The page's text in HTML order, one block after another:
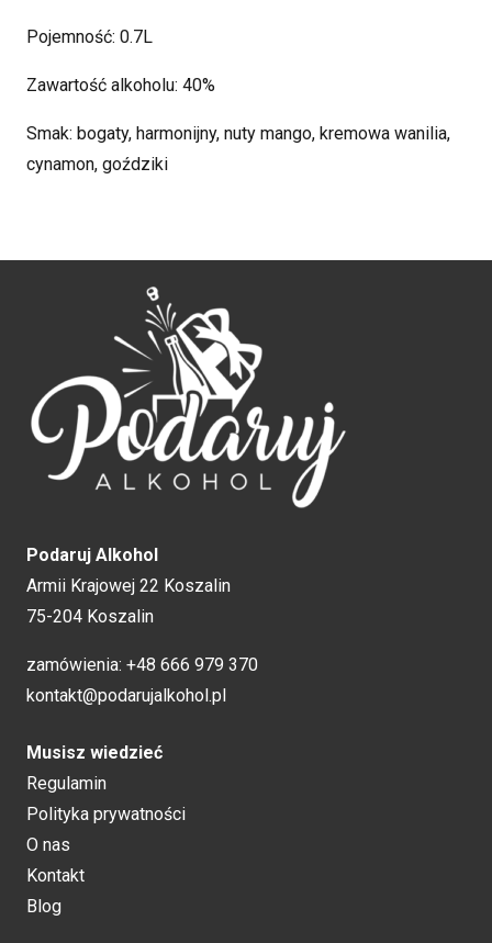
Pojemność: 0.7L
Zawartość alkoholu: 40%
Smak: bogaty, harmonijny, nuty mango, kremowa wanilia,
cynamon, goździki
Podaruj Alkohol
Armii Krajowej 22 Koszalin
75-204 Koszalin
zamówienia: +48 666 979 370
kontakt@podarujalkohol.pl
Musisz wiedzieć
Regulamin
Polityka prywatności
O nas
Kontakt
Blog